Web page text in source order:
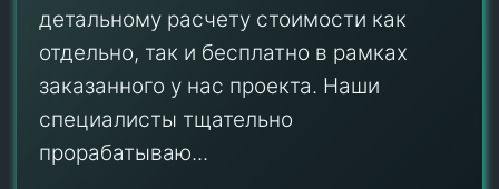
детальному расчету стоимости как
отдельно, так и бесплатно в рамках
заказанного у нас проекта. Наши
специалисты тщательно
прорабатываю...